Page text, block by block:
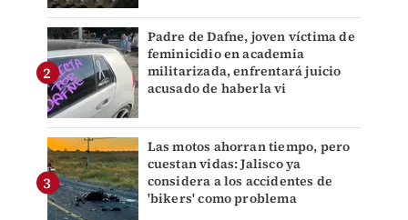
Padre de Dafne, joven víctima de
feminicidio en academia
militarizada, enfrentará juicio
acusado de haberla vi
Las motos ahorran tiempo, pero
cuestan vidas: Jalisco ya
considera a los accidentes de
'bikers' como problema